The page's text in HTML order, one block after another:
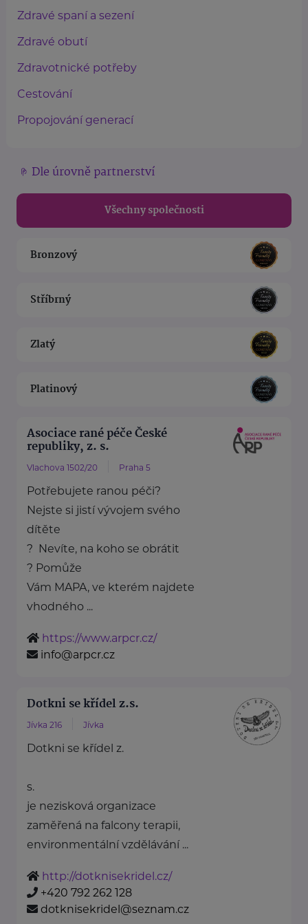
Zdravé spaní a sezení
Zdravé obutí
Zdravotnické potřeby
Cestování
Propojování generací
Dle úrovně partnerství
Všechny společnosti
Bronzový
Stříbrný
Zlatý
Platinový
Asociace rané péče České
republiky, z. s.
Vlachova 1502/20 Praha 5
Potřebujete ranou péči?
Nejste si jistí vývojem svého
dítěte
? Nevíte, na koho se obrátit
? Pomůže
Vám MAPA, ve kterém najdete
vhodného ...
https://www.arpcr.cz/
info@arpcr.cz
Dotkni se křídel z.s.
Jívka 216 Jívka
Dotkni se křídel z.
s.
je nezisková organizace
zaměřená na falcony terapii,
environmentální vzdělávání ...
http://dotknisekridel.cz/
+420 792 262 128
dotknisekridel@seznam.cz